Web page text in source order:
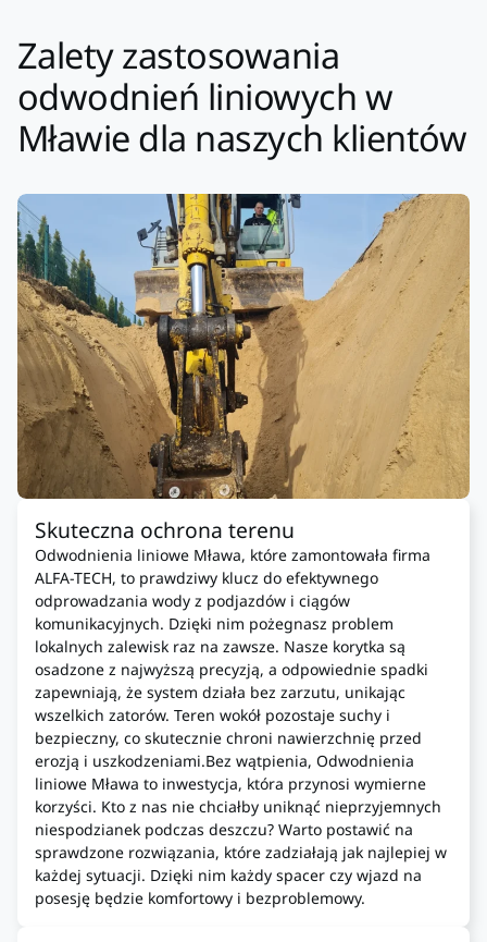
Zalety zastosowania
odwodnień liniowych w
Mławie dla naszych klientów
Skuteczna ochrona terenu
Odwodnienia liniowe Mława, które zamontowała firma
ALFA-TECH, to prawdziwy klucz do efektywnego
odprowadzania wody z podjazdów i ciągów
komunikacyjnych. Dzięki nim pożegnasz problem
lokalnych zalewisk raz na zawsze. Nasze korytka są
osadzone z najwyższą precyzją, a odpowiednie spadki
zapewniają, że system działa bez zarzutu, unikając
wszelkich zatorów. Teren wokół pozostaje suchy i
bezpieczny, co skutecznie chroni nawierzchnię przed
erozją i uszkodzeniami.Bez wątpienia, Odwodnienia
liniowe Mława to inwestycja, która przynosi wymierne
korzyści. Kto z nas nie chciałby uniknąć nieprzyjemnych
niespodzianek podczas deszczu? Warto postawić na
sprawdzone rozwiązania, które zadziałają jak najlepiej w
każdej sytuacji. Dzięki nim każdy spacer czy wjazd na
posesję będzie komfortowy i bezproblemowy.